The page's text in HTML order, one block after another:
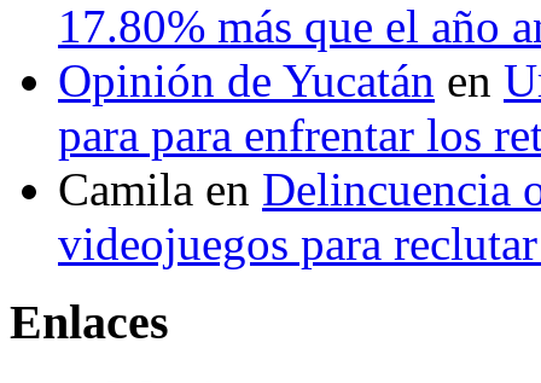
17.80% más que el año
Opinión de Yucatán en
para para enfrentar los
Camila en Delincuencia
videojuegos para
Enlaces